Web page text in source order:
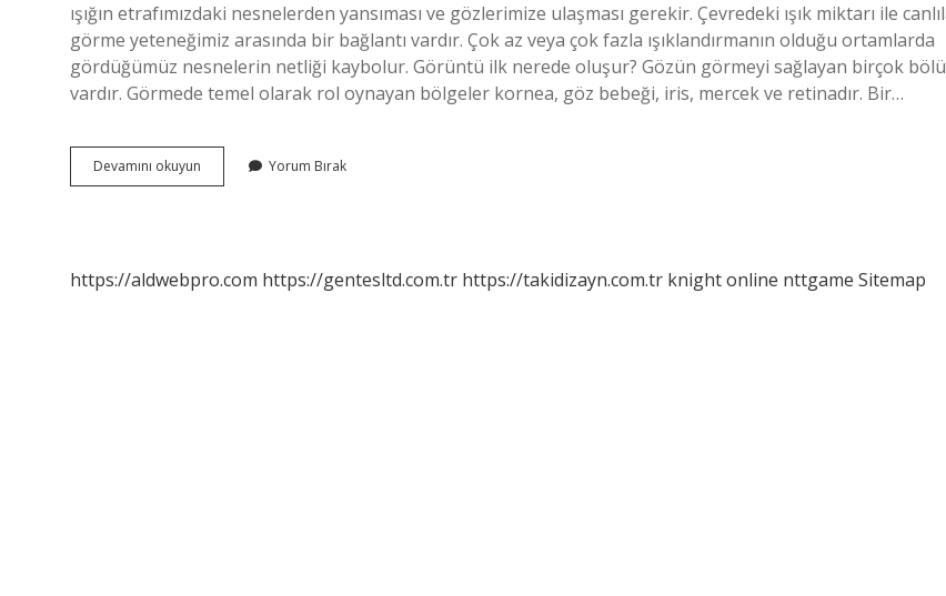
ışığın etrafımızdaki nesnelerden yansıması ve gözlerimize ulaşması gerekir. Çevredeki ışık miktarı ile
görme yeteneğimiz arasında bir bağlantı vardır. Çok az veya çok fazla ışıklandırmanın olduğu ortamlarda
gördüğümüz nesnelerin netliği kaybolur. Görüntü ilk nerede oluşur? Gözün görmeyi sağlayan birçok
vardır. Görmede temel olarak rol oynayan bölgeler kornea, göz bebeği, iris, mercek ve retinadır. Bir…
Devamını okuyun
Olayı
Yorum Bırak
https://aldwebpro.com https://gentesltd.com.tr https://takidizayn.com.tr knight online nttgame Sitemap